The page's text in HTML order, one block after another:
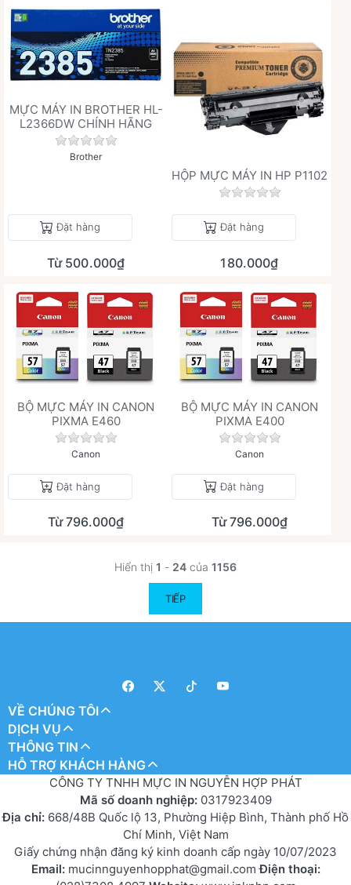
MỰC MÁY IN BROTHER HL-
L2366DW CHÍNH HÃNG
Chưa có đánh giá nào cho sản phẩm này.
Brother
Đặt hàng
Từ 500.000₫
HỘP MỰC MÁY IN HP P1102
Chưa có đánh giá
Đặt hàng
180.000₫
BỘ MỰC MÁY IN CANON
PIXMA E460
Chưa có đánh giá nào cho sản phẩm này.
Canon
Đặt hàng
Từ 796.000₫
BỘ MỰC MÁY IN CANON
PIXMA E400
Chưa có đánh giá
Canon
Đặt hàng
Từ 796.000₫
Hiển thị 1 - 24 của 1156
TIẾP
VỀ CHÚNG TÔI
DỊCH VỤ
THÔNG TIN
HỖ TRỢ KHÁCH HÀNG
CÔNG TY TNHH MỰC IN NGUYỄN HỢP PHÁT
Mã số doanh nghiệp: 0317923409
Địa chỉ: 668/48B Quốc lộ 13, Phường Hiệp Bình, Thành phố Hồ
Chí Minh, Việt Nam
Giấy chứng nhận đăng ký kinh doanh cấp ngày 10/07/2023
Email: mucinnguyenhopphat@gmail.comĐiện thoại: